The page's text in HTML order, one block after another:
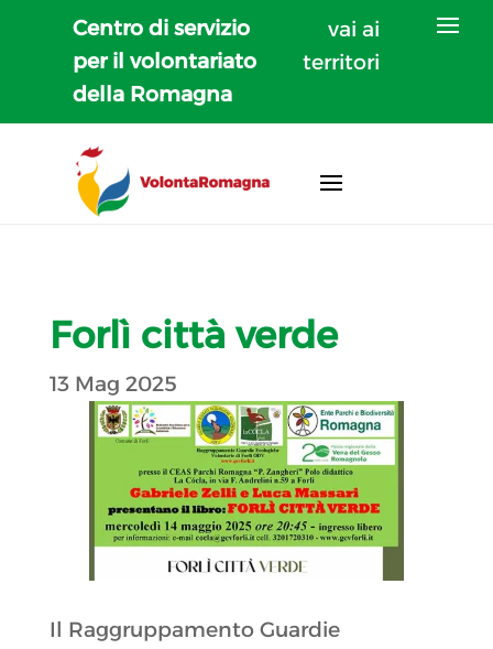
Centro di servizio
per il volontariato
della Romagna
vai ai
territori
Forlì città verde
13 Mag 2025
Il Raggruppamento Guardie